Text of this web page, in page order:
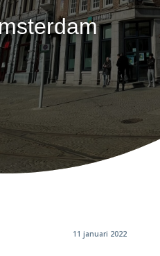
11 januari 2022